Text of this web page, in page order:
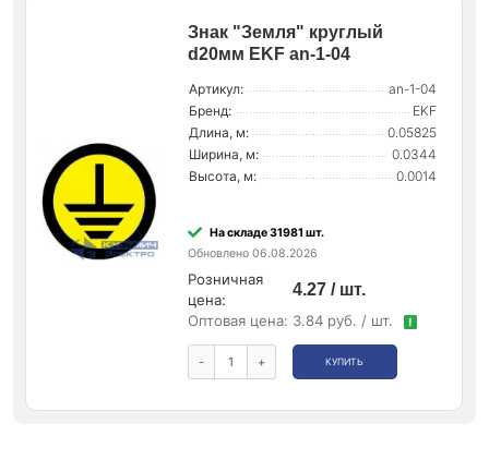
Знак "Земля" круглый
d20мм EKF an-1-04
Артикул:
an-1-04
Бренд:
EKF
Длина, м:
0.05825
Ширина, м:
0.0344
Высота, м:
0.0014
На складе 31981 шт.
Обновлено 06.08.2026
Розничная
цена:
4.27 / шт.
Оптовая цена: 3.84 руб. / шт. !
- + КУПИТЬ